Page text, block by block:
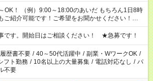
OK！ （例）9:00～18:00のあいだ もちろん1日8時
ご紹介可能です！ご希望をお聞かせください！★家
休みが必要な場合も遠慮なくご相談ください。 ※
以上の勤務が必要です
です。開始日はご相談ください！ ★急募です！
履歴書不要 / 40～50代活躍中 / 副業・WワークOK /
フト勤務 / 10名以上の大量募集 / 電話対応なし / パ
不要